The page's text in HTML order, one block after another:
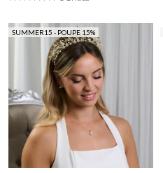
SUMMER15 - POUPE 15%